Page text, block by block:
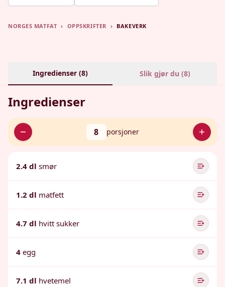
NORGES MATFAT › OPPSKRIFTER › BAKEVERK
Ingredienser (8) Slik gjør du (8)
Ingredienser
8 porsjoner
2.4 dl smør
1.2 dl matfett
4.7 dl hvitt sukker
4 egg
7.1 dl hvetemel